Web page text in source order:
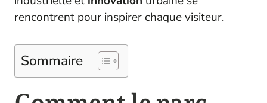
rencontrent pour inspirer chaque visiteur.
Sommaire